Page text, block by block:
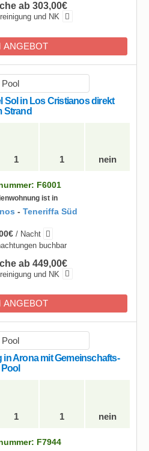
ab 303,00€
und NK
ANGEBOT
Sol in Los Cristianos direkt
Strand
1 1 nein
F6001
ist in
- Teneriffa Süd
/ Nacht
buchbar
ab 449,00€
und NK
ANGEBOT
Arona mit Gemeinschafts-
Pool
1 1 nein
F7944